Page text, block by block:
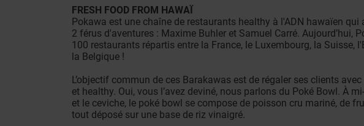
FRESH FOOD FROM HAWAÏ
Pokawa est une chaîne de restaurants healthy à l'ADN hawaïen qui
2 férus d'aventures : Maxime Buhler et Samuel Carré. Aujourd’hui,
100 restaurants répartis entre la France, le Luxembourg, la Suisse,
la Belgique !
L’objectif commun de ces Barakawas est de régaler ses clients
et healthy. Oui, vous l’avez deviné, nous parlons du Poké Bowl. À
et le ceviche, le poké bowl se compose de poisson cru mariné, de
tout déposé sur une base de riz vinaigré.